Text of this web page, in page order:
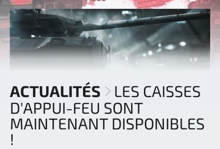
ACTUALITÉS
LES CAISSES
D'APPUI-FEU SONT
MAINTENANT DISPONIBLES
!